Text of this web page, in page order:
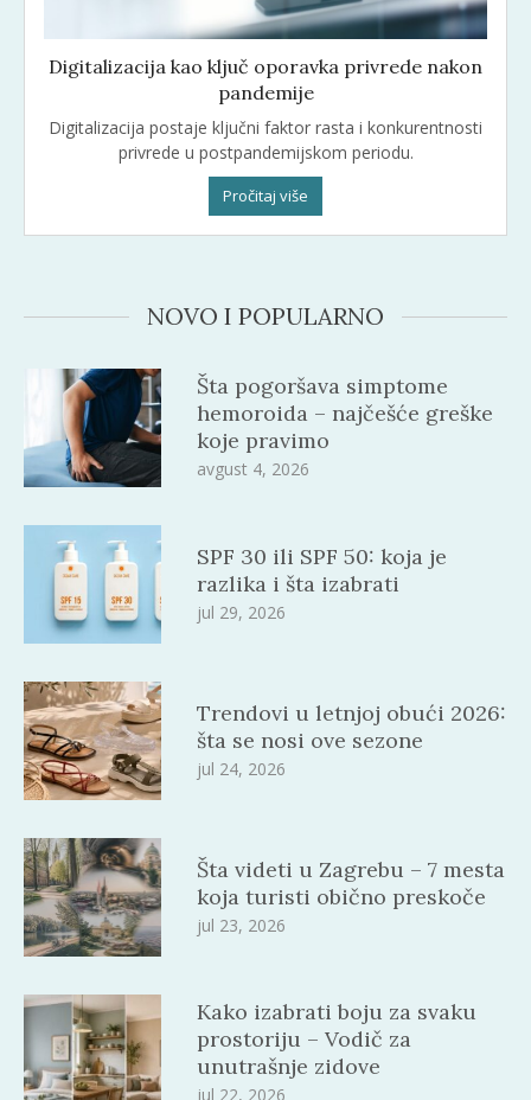
Digitalizacija kao ključ oporavka privrede nakon
pandemije
Digitalizacija postaje ključni faktor rasta i konkurentnosti
privrede u postpandemijskom periodu.
Pročitaj više
NOVO I POPULARNO
Šta pogoršava simptome
hemoroida – najčešće greške
koje pravimo
avgust 4, 2026
SPF 30 ili SPF 50: koja je
razlika i šta izabrati
jul 29, 2026
Trendovi u letnjoj obući 2026:
šta se nosi ove sezone
jul 24, 2026
Šta videti u Zagrebu – 7 mesta
koja turisti obično preskoče
jul 23, 2026
Kako izabrati boju za svaku
prostoriju – Vodič za
unutrašnje zidove
jul 22, 2026